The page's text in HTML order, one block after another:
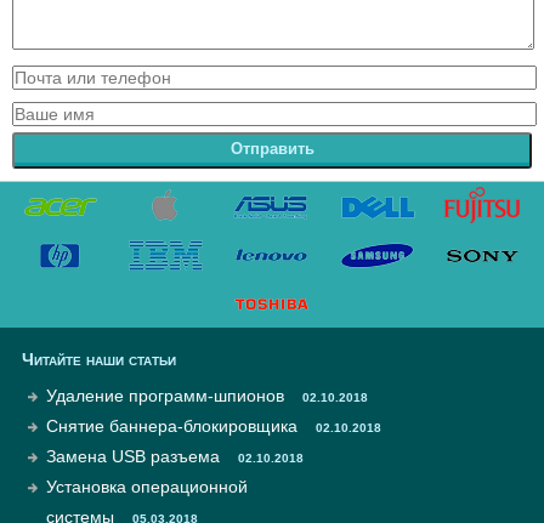
Отправить
Читайте наши статьи
Удаление программ-шпионов
02.10.2018
Снятие баннера-блокировщика 02.10.2018
Замена USB разъема 02.10.2018
Установка операционной
системы
05.03.2018